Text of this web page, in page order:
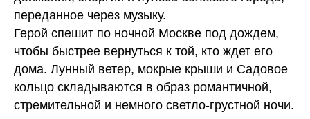
переданное через музыку.
Герой спешит по ночной Москве под дождем,
чтобы быстрее вернуться к той, кто ждет его
дома. Лунный ветер, мокрые крыши и Садовое
кольцо складываются в образ романтичной,
стремительной и немного светло-грустной ночи.